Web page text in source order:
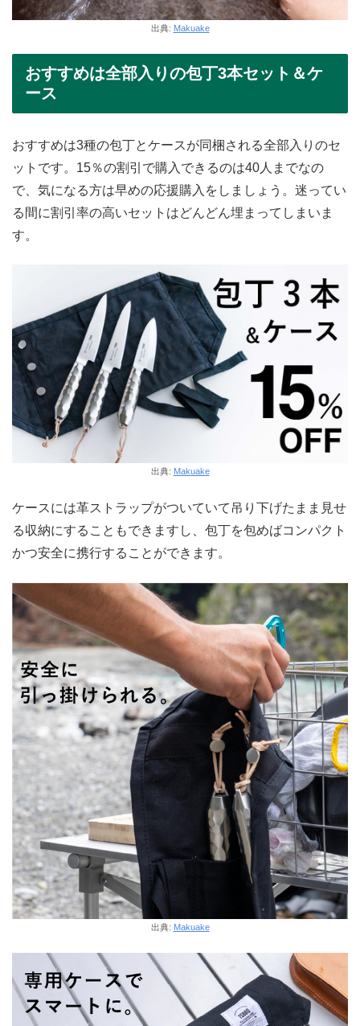
出典: Makuake
おすすめは全部入りの包丁3本セット＆ケ
ース
おすすめは3種の包丁とケースが同梱される全部入りのセ
ットです。15％の割引で購入できるのは40人までなの
で、気になる方は早めの応援購入をしましょう。迷ってい
る間に割引率の高いセットはどんどん埋まってしまいま
す。
出典: Makuake
ケースには革ストラップがついていて吊り下げたまま見せ
る収納にすることもできますし、包丁を包めばコンパクト
かつ安全に携行することができます。
出典: Makuake